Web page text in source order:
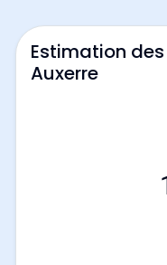
Estimation
Auxerre